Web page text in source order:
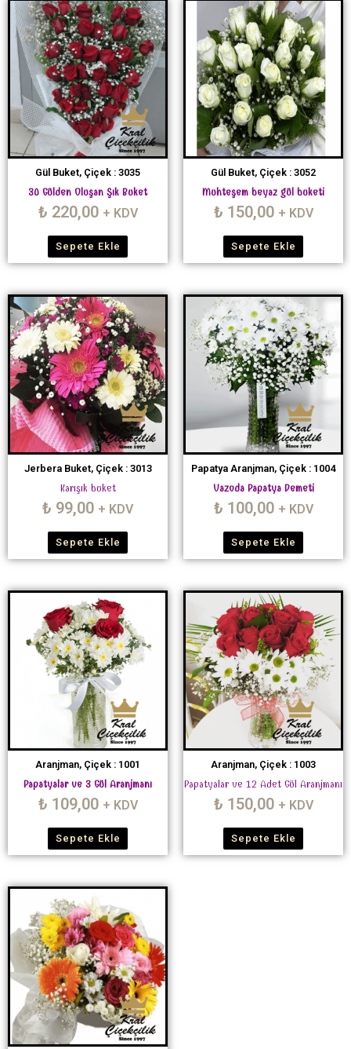
Gül Buket, Çiçek : 3035
30 Gülden Oluşan Şık Buket
₺ 220,00 + KDV
Sepete Ekle
Gül Buket, Çiçek : 3052
Muhteşem beyaz gül buketi
₺ 150,00 + KDV
Sepete Ekle
Jerbera Buket, Çiçek : 3013
Karışık buket
₺ 99,00 + KDV
Sepete Ekle
Papatya Aranjman, Çiçek : 1004
Vazoda Papatya Demeti
₺ 100,00 + KDV
Sepete Ekle
Aranjman, Çiçek : 1001
Papatyalar ve 3 Gül Aranjmanı
₺ 109,00 + KDV
Sepete Ekle
Aranjman, Çiçek : 1003
Papatyalar ve 12 Adet Gül Aranjmanı
₺ 150,00 + KDV
Sepete Ekle